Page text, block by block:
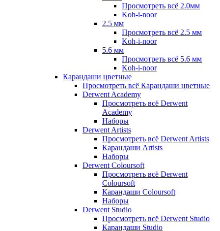
Просмотреть всё 2.0мм
Koh-i-noor
2.5 мм
Просмотреть всё 2.5 мм
Koh-i-noor
5.6 мм
Просмотреть всё 5.6 мм
Koh-i-noor
Карандаши цветные
Просмотреть всё Карандаши цветные
Derwent Academy
Просмотреть всё Derwent
Academy
Наборы
Derwent Artists
Просмотреть всё Derwent Artists
Карандаши Artists
Наборы
Derwent Coloursoft
Просмотреть всё Derwent
Coloursoft
Карандаши Coloursoft
Наборы
Derwent Studio
Просмотреть всё Derwent Studio
Карандаши Studio